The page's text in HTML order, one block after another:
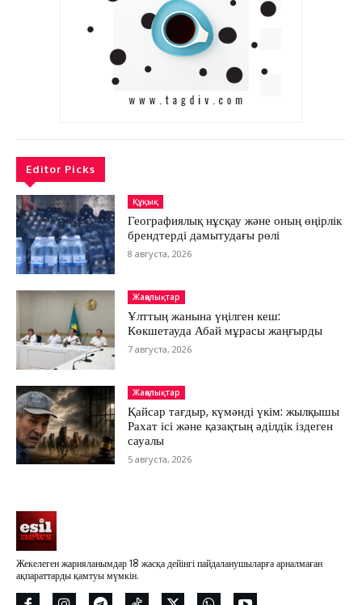
Kokshetau
Байланыс
Editor Picks
Құқық
Географиялық нұсқау және оның өңірлік
брендтерді дамытудағы рөлі
8 августа, 2026
Жаңалықтар
Ұлттың жанына үңілген кеш:
Көкшетауда Абай мұрасы жаңғырды
7 августа, 2026
Жаңалықтар
Қайсар тағдыр, күмәнді үкім: жылқышы
Рахат ісі және қазақтың әділдік іздеген
сауалы
5 августа, 2026
Жекелеген жарияланымдар 18 жасқа дейінгі пайдаланушыларға арналмаған
ақпараттарды қамтуы мүмкін.